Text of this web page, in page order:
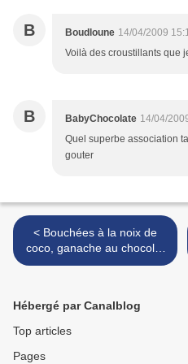
B Boudloune 14/04/2009
Voilà des croustillants que
B BabyChocolate 14/04/
Quel superbe association
gouter
< Bouchées à la noix de
coco, ganache au chocolat
épicé ... des bounty maison
Hébergé par Canalblog
Top articles
Pages